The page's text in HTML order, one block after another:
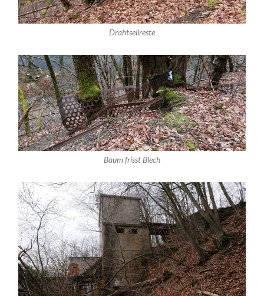
Drahtseilreste
Baum frisst Blech